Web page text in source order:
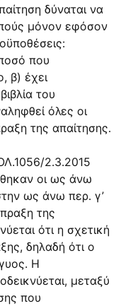
δύναται να
μόνον εφόσον
που
β) έχει
του
όλες οι
της απαίτησης.
2.3.2015
οι ως άνω
ως άνω περ. γ’
της
ότι η σχετική
δηλαδή ότι ο
Η
μεταξύ
που